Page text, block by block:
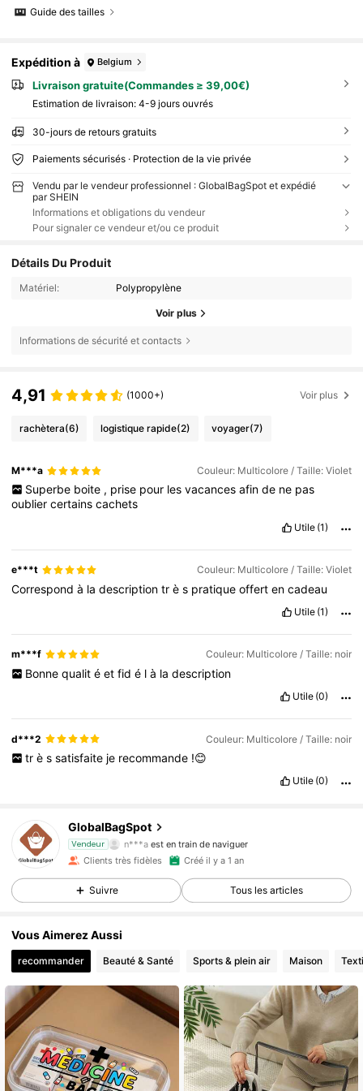
Guide des tailles
Expédition à Belgium
Livraison gratuite(Commandes ≥ 39,00€)
Estimation de livraison: 4-9 jours ouvrés
30-jours de retours gratuits
Paiements sécurisés · Protection de la vie privée
Vendu par le vendeur professionnel : GlobalBagSpot et expédié
par SHEIN
Informations et obligations du vendeur
Pour signaler ce vendeur et/ou ce produit
Détails Du Produit
Matériel: Polypropylène
Voir plus
Informations de sécurité et contacts
4,91 (1000+) Voir plus
rachètera(6) logistique rapide(2) voyager(7)
M***a Couleur: Multicolore / Taille: Violet
Superbe boite , prise pour les vacances afin de ne pas
oubliercertainscachets
Utile (1)
e***t Couleur: Multicolore / Taille: Violet
Correspondà ladescriptiontrès pratiqueoffertencadeau
Utile (1)
m***f Couleur: Multicolore / Taille: noir
Bonne qualit é et fid é l à la description
Utile (0)
d***2 Couleur: Multicolore / Taille: noir
tr è s satisfaite je recommande !😊
Utile (0)
GlobalBagSpot
Vendeur
4,87
5K Suiveurs
n***a est en train de naviguer
4,87
5K Suiveurs
5K Suiveurs
4,87
Clients très fidèles Créé il y a 1 an
Suivre Tous les articles
Vous Aimerez Aussi
recommander Beauté & Santé Sports & plein air Maison